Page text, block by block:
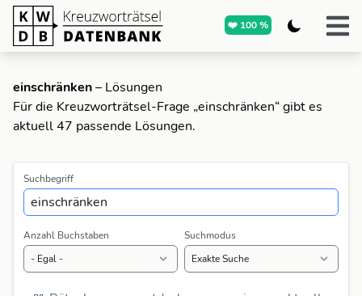
❤️ 100 %
einschränken– Lösungen
Für die Kreuzworträtsel-Frage „einschränken“ gibt es
aktuell 47 passende Lösungen.
Suchbegriff
Anzahl Buchstaben Suchmodus